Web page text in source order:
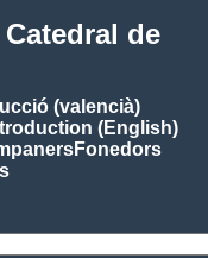
de
(valencià)
(English)
Fonedors